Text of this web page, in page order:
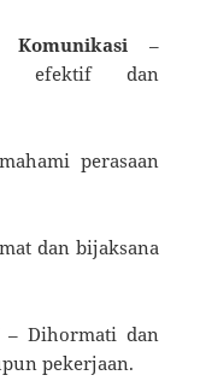
Komunikasi –
efektif dan
perasaan
dan bijaksana
Dihormati dan
pekerjaan.